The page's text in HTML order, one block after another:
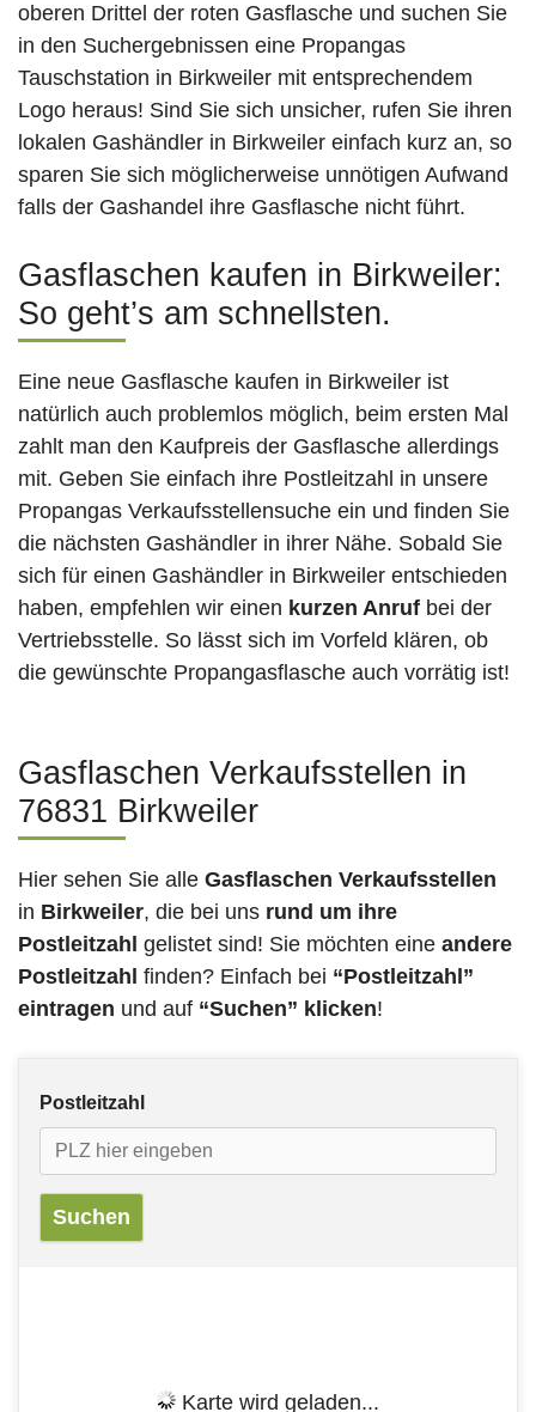
oberen Drittel der roten Gasflasche und suchen Sie
in den Suchergebnissen eine Propangas
Tauschstation in Birkweiler mit entsprechendem
Logo heraus! Sind Sie sich unsicher, rufen Sie ihren
lokalen Gashändler in Birkweiler einfach kurz an, so
sparen Sie sich möglicherweise unnötigen Aufwand
falls der Gashandel ihre Gasflasche nicht führt.
Gasflaschen kaufen in Birkweiler:
So geht’s am schnellsten.
Eine neue Gasflasche kaufen in Birkweiler ist
natürlich auch problemlos möglich, beim ersten Mal
zahlt man den Kaufpreis der Gasflasche allerdings
mit. Geben Sie einfach ihre Postleitzahl in unsere
Propangas Verkaufsstellensuche ein und finden Sie
die nächsten Gashändler in ihrer Nähe. Sobald Sie
sich für einen Gashändler in Birkweiler entschieden
haben, empfehlen wir einen kurzen Anruf bei der
Vertriebsstelle. So lässt sich im Vorfeld klären, ob
die gewünschte Propangasflasche auch vorrätig ist!
Gasflaschen Verkaufsstellen in
76831 Birkweiler
Hier sehen Sie alle Gasflaschen Verkaufsstellen
in Birkweiler, die bei uns rund um ihre
Postleitzahl gelistet sind! Sie möchten eine andere
Postleitzahl finden? Einfach bei “Postleitzahl”
eintragen und auf “Suchen” klicken!
Postleitzahl
Karte wird geladen...